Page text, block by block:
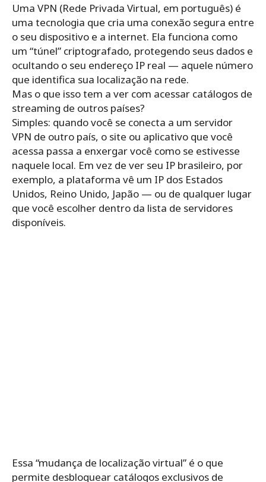
Uma VPN (Rede Privada Virtual, em português) é
uma tecnologia que cria uma conexão segura entre
o seu dispositivo e a internet. Ela funciona como
um “túnel” criptografado, protegendo seus dados e
ocultando o seu endereço IP real — aquele número
que identifica sua localização na rede.
Mas o que isso tem a ver com acessar catálogos de
streaming de outros países?
Simples: quando você se conecta a um servidor
VPN de outro país, o site ou aplicativo que você
acessa passa a enxergar você como se estivesse
naquele local. Em vez de ver seu IP brasileiro, por
exemplo, a plataforma vê um IP dos Estados
Unidos, Reino Unido, Japão — ou de qualquer lugar
que você escolher dentro da lista de servidores
disponíveis.
Essa “mudança de localização virtual” é o que
permite desbloquear catálogos exclusivos de